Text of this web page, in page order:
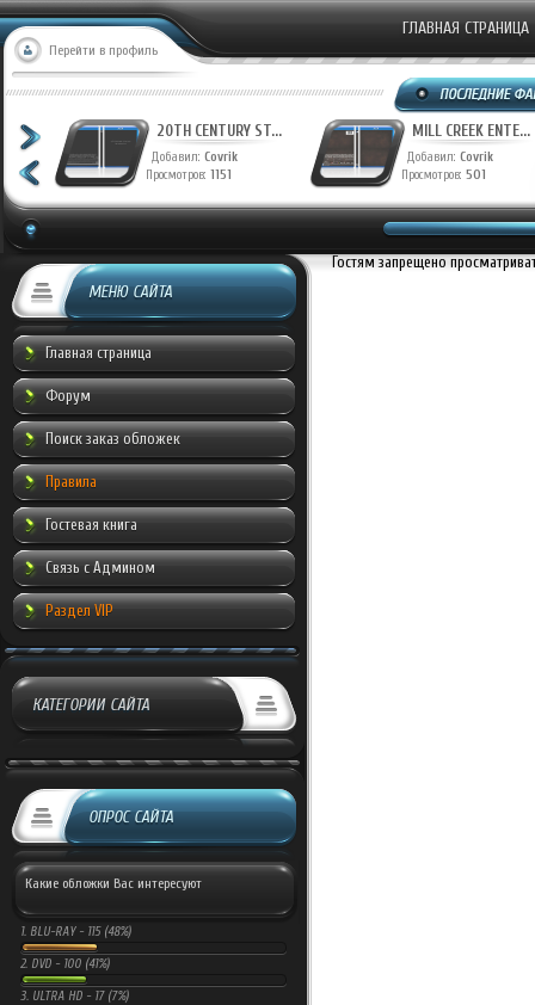
Перейти в профиль
ГЛАВНАЯ СТРАНИЦА
20TH CENTURY ST...
Добавил: Covrik
Просмотров: 1151
MILL CREEK ENTE...
Добавил: Covrik
Просмотров: 501
МЕНЮ САЙТА
Главная страница
Форум
Поиск заказ обложек
Правила
Гостевая книга
Связь с Админом
Раздел VIP
КАТЕГОРИИ САЙТА
ОПРОС САЙТА
Какие обложки Вас интересуют
1. BLU-RAY - 115 (48%)
2. DVD - 100 (41%)
3. ULTRA HD - 17 (7%)
Гостям запрещено